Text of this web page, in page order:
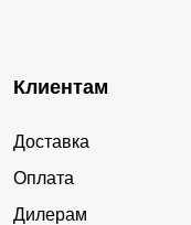
Клиентам
Доставка
Оплата
Дилерам